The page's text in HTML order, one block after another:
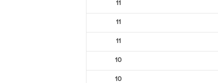
11
11
11
10
10